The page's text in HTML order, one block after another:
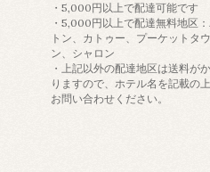
・5,000円以上で配達可能です
・5,000円以上で配達無料地区
トン、カトゥー、プーケットタウ
ン、シャロン
・上記以外の配達地区は送料が
りますので、ホテル名を記載の
お問い合わせください。